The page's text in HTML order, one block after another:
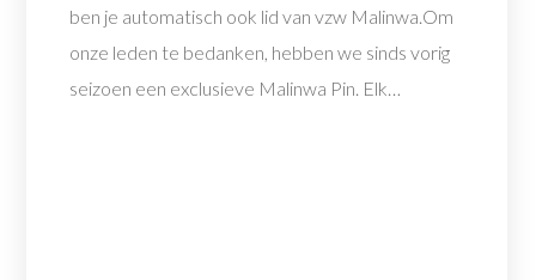
ben je automatisch ook lid van vzw Malinwa.Om
onze leden te bedanken, hebben we sinds vorig
seizoen een exclusieve Malinwa Pin. Elk…